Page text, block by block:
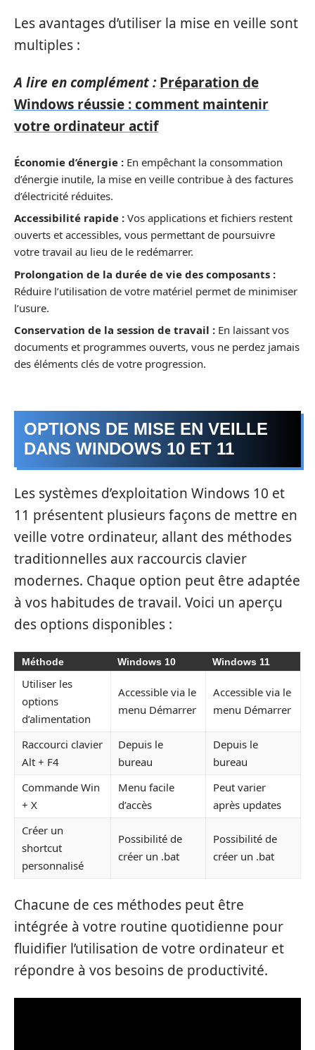
Les avantages d’utiliser la mise en veille sont
multiples :
A lire en complément : Préparation de
Windows réussie : comment maintenir
votre ordinateur actif
Économie d’énergie : En empêchant la consommation
d’énergie inutile, la mise en veille contribue à des factures
d’électricité réduites.
Accessibilité rapide : Vos applications et fichiers restent
ouverts et accessibles, vous permettant de poursuivre
votre travail au lieu de le redémarrer.
Prolongation de la durée de vie des composants :
Réduire l’utilisation de votre matériel permet de minimiser
l’usure.
Conservation de la session de travail : En laissant vos
documents et programmes ouverts, vous ne perdez jamais
des éléments clés de votre progression.
OPTIONS DE MISE EN VEILLE
DANS WINDOWS 10 ET 11
Les systèmes d’exploitation Windows 10 et
11 présentent plusieurs façons de mettre en
veille votre ordinateur, allant des méthodes
traditionnelles aux raccourcis clavier
modernes. Chaque option peut être adaptée
à vos habitudes de travail. Voici un aperçu
des options disponibles :
Méthode Windows 10 Windows 11
Utiliser les
options
d’alimentation
Accessible via le
menu Démarrer
Accessible via le
menu Démarrer
Raccourci clavier
Alt + F4
Depuis le
bureau
Depuis le
bureau
Commande Win
+ X
Menu facile
d’accès
Peut varier
après updates
Créer un
shortcut
personnalisé
Possibilité de
créer un .bat
Possibilité de
créer un .bat
Chacune de ces méthodes peut être
intégrée à votre routine quotidienne pour
fluidifier l’utilisation de votre ordinateur et
répondre à vos besoins de productivité.